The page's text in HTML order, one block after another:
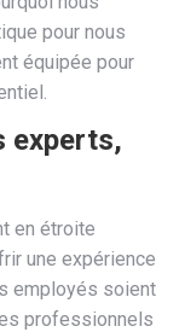
pour nous
équipée pour
experts,
en étroite
une expérience
employés soient
professionnels